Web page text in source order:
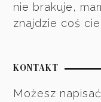
nie brakuje,
znajdzie coś
KONTAKT
Możesz